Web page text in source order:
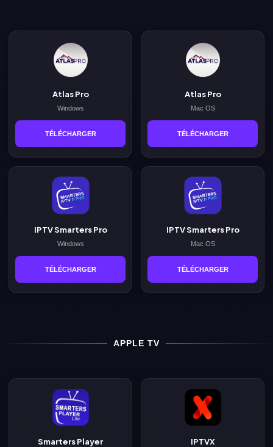
Atlas Pro
Windows
TÉLÉCHARGER
Atlas Pro
Mac OS
TÉLÉCHARGER
IPTV Smarters Pro
Windows
TÉLÉCHARGER
IPTV Smarters Pro
Mac OS
TÉLÉCHARGER
APPLE TV
Smarters Player IPTVX